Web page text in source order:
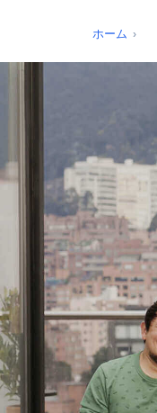
ホーム